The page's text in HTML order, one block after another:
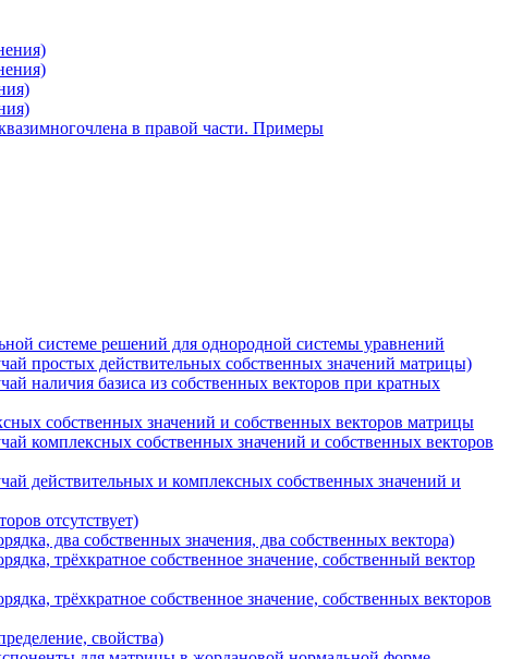
в правой части. Примеры
системе решений для однородной системы уравнений
простых действительных собственных значений матрицы)
наличия базиса из собственных векторов при кратных
собственных значений и собственных векторов матрицы
комплексных собственных значений и собственных векторов
действительных и комплексных собственных значений и
отсутствует)
два собственных значения, два собственных вектора)
трёхкратное собственное значение, собственный вектор
трёхкратное собственное значение, собственных векторов
свойства)